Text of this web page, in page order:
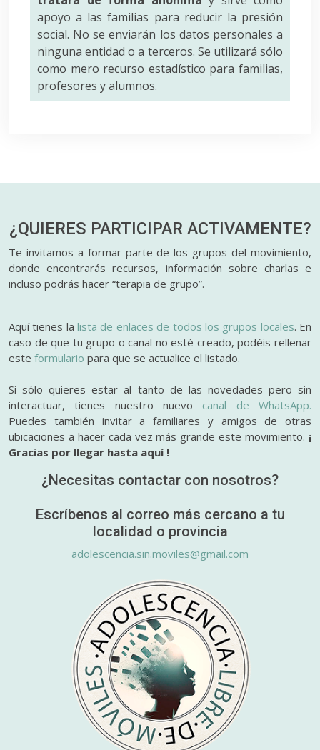
apoyo a las familias para reducir la presión
social. No se enviarán los datos personales a
ninguna entidad o a terceros. Se utilizará sólo
como mero recurso estadístico para familias,
profesores y alumnos.
¿QUIERES PARTICIPAR ACTIVAMENTE?
Te invitamos a formar parte de los grupos del movimiento,
donde encontrarás recursos, información sobre charlas e
incluso podrás hacer “terapia de grupo”.
Aquí tienes lalista de enlaces de todos los grupos locales. En
caso de que tu grupo o canal no esté creado, podéis rellenar
este formulario para que se actualice el listado.
Si sólo quieres estar al tanto de las novedades pero sin
interactuar, tienes nuestro nuevo canal de WhatsApp.
Puedes también invitar a familiares y amigos de otras
ubicaciones a hacer cada vez más grande este movimiento. ¡
Gracias por llegar hasta aquí !
¿Necesitas contactar con nosotros?
Escríbenos al correo más cercano a tu
localidad o provincia
adolescencia.sin.moviles@gmail.com